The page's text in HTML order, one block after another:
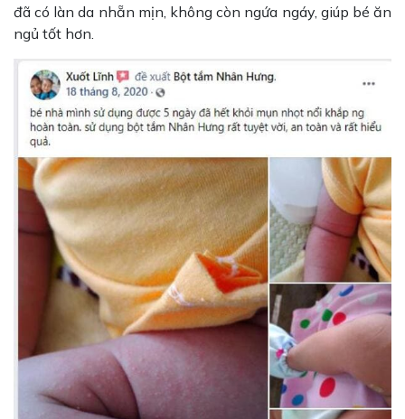
đã có làn da nhẵn mịn, không còn ngứa ngáy, giúp bé ăn
ngủ tốt hơn.